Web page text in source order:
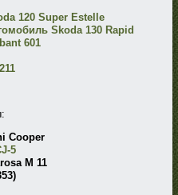
120 Super Estelle
Skoda 130 Rapid
601
Cooper
5
M 11